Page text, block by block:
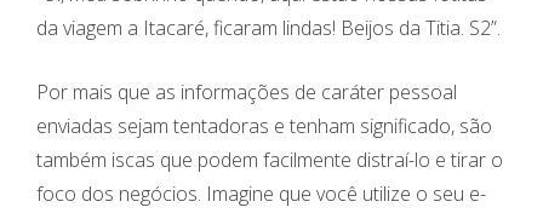
da viagem a Itacaré, ficaram lindas! Beijos da Titia. S2”.
Por mais que as informações de caráter pessoal
enviadas sejam tentadoras e tenham significado, são
também iscas que podem facilmente distraí-lo e tirar o
foco dos negócios. Imagine que você utilize o seu e-